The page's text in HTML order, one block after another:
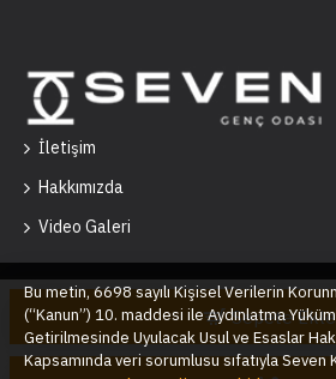
Sepete Ekle
İletişim
Hakkımızda
Video Galeri
Seven Kids ©
Bu metin, 6698 sayılı Kişisel Verilerin
(“Kanun”) 10. maddesi ile Aydınlatma
Getirilmesinde Uyulacak Usul ve Esaslar
Kapsamında veri sorumlusu sıfatıyla Seven